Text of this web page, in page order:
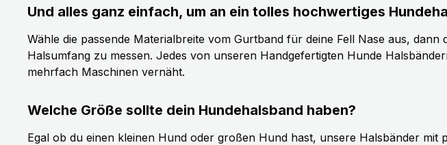
Und alles ganz einfach, um an ein tolles hochwertiges
Wähle die passende Materialbreite vom Gurtband für deine Fell Nase aus,
Halsumfang zu messen. Jedes von unseren Handgefertigten Hunde
mehrfach Maschinen vernäht.
Welche Größe sollte dein Hundehalsband haben?
Egal ob du einen kleinen Hund oder großen Hund hast, unsere Halsbänder mit